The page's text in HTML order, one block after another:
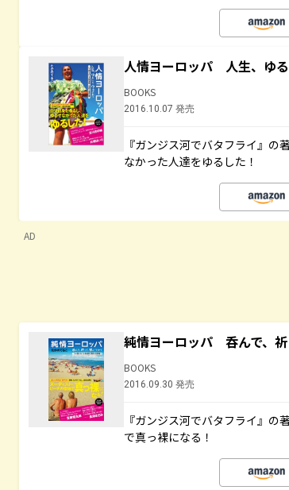
人情ヨーロッパ 人生、ゆ
BOOKS
2016.10.07 発売
『ガンジス河でバタフライ』
なかった人達をゆるした！
AD
純情ヨーロッパ 呑んで、祈
BOOKS
2016.09.30 発売
『ガンジス河でバタフライ』
で真っ裸になる！